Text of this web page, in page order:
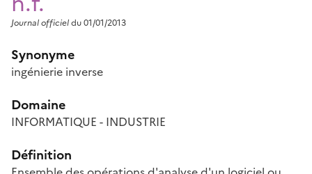
Journal officieldu 01/01/2013
Synonyme
ingénierie inverse
Domaine
INFORMATIQUE - INDUSTRIE
Définition